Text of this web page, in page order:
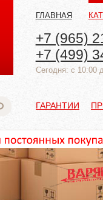
ГЛАВНАЯ
+7 (965)
+7 (499)
Cегодня: с 10:00
ГАРАНТИИ